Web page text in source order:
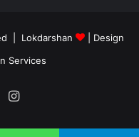
| Lokdarshan
| Design
Services
Instagram